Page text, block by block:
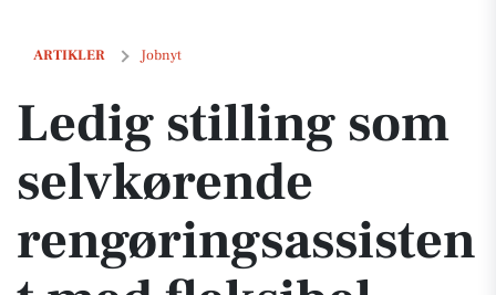
ARTIKLER Jobnyt
Ledig stilling som selvkørende rengøringsassistent med fleksibel
Ledig stilling som
selvkørende
rengøringsassisten